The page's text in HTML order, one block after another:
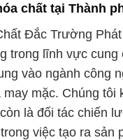
chất tại Thành
Đắc Trường
trong lĩnh vực cung
vào ngành công
mặc. Chúng tôi
là đối tác chiến
việc tạo ra sản